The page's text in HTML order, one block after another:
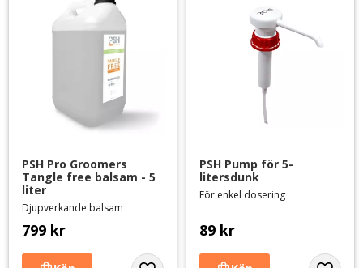
PSH Pro Groomers
Tangle free balsam - 5
liter
Djupverkande balsam
799 kr
PSH Pump för 5-
litersdunk
För enkel dosering
89 kr